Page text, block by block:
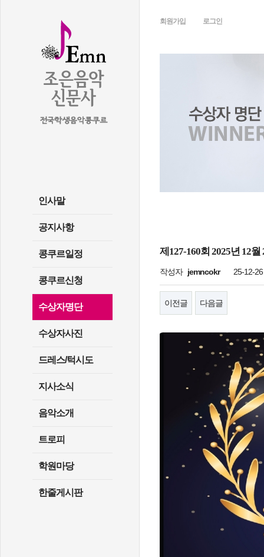
인사말
공지사항
콩쿠르일정
콩쿠르신청
수상자명단
수상자사진
드레스/턱시도
지사소식
음악소개
트로피
학원마당
한줄게시판
회원가입 로그인
제127-160회 2025년 12
작성자 jemncokr 25-12-
이전글 다음글